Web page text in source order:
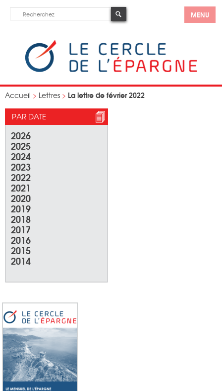
MENU
Accueil > Lettres > La lettre de février 2022
PAR DATE
2026
2025
2024
2023
2022
2021
2020
2019
2018
2017
2016
2015
2014